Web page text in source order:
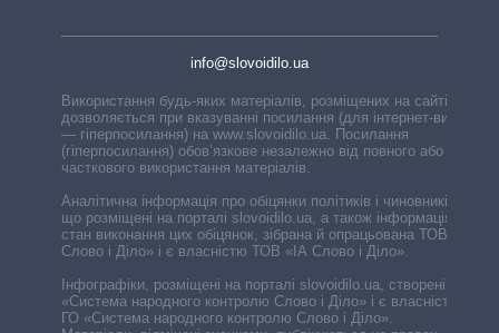
info@slovoidilo.ua
Використання будь-яких матеріалів, розміщених на сайті,
дозволяється при вказуванні посилання (для інтернет-видань
— гіперпосилання) на www.slovoidilo.ua. Посилання
(гіперпосилання) обов’язкове незалежно від повного або
часткового використання матеріалів.
Аналітична інформація про обіцянки політиків і чиновників,
що розміщені на порталі slovoidilo.ua, а також інформація про
стан виконання цих обіцянок, зібрана й опрацьована ТОВ «ІА
Слово і Діло» і є власністю ТОВ «ІА Слово і Діло».
Інфографіки, розміщені на порталі slovoidilo.ua, створені ГО
«Система народного контролю Слово і Діло» і є власністю
ГО «Система народного контролю Слово і Діло».